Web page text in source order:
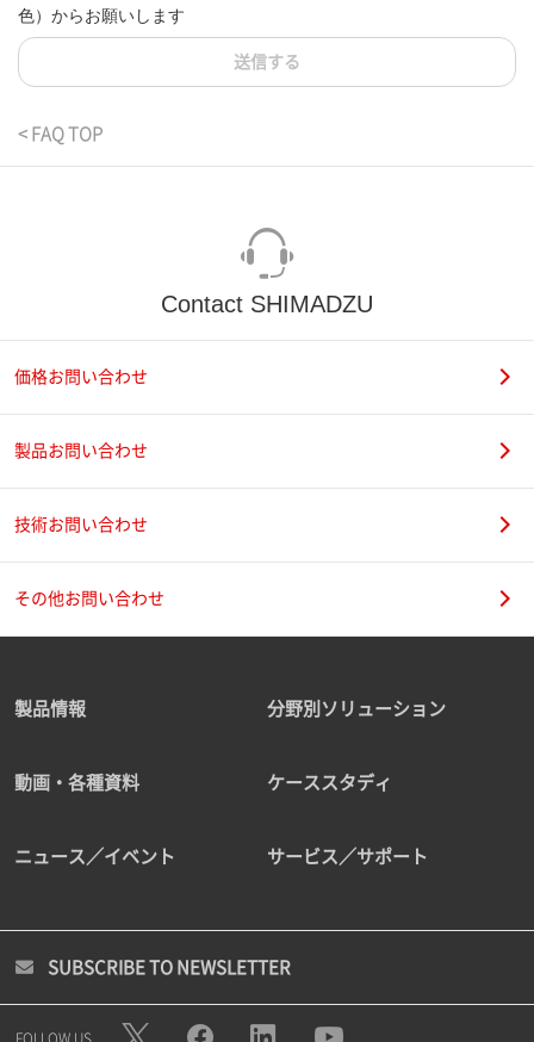
色）からお願いします
送信する
< FAQ TOP
Contact SHIMADZU
価格お問い合わせ
製品お問い合わせ
技術お問い合わせ
その他お問い合わせ
製品情報 分野別ソリューション
動画・各種資料 ケーススタディ
ニュース／イベント サービス／サポート
SUBSCRIBE TO NEWSLETTER
FOLLOW US